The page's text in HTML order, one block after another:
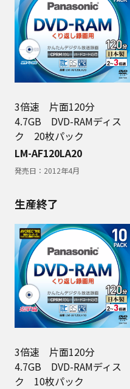
3倍速 片面120分
4.7GB DVD-RAMディス
ク 20枚パック
LM-AF120LA20
発売日： 2012年4月
生産終了
3倍速 片面120分
4.7GB DVD-RAMディス
ク 10枚パック